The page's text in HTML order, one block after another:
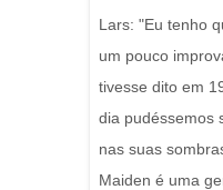
Lars: "Eu tenho
um pouco
tivesse dito em
dia pudéssemos
nas suas
Maiden é uma